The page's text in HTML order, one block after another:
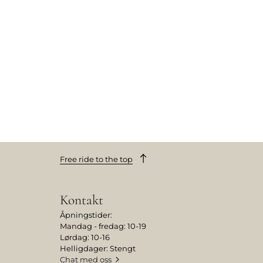
Free ride to the top
Kontakt
Åpningstider:
Mandag - fredag: 10-19
Lørdag: 10-16
Helligdager: Stengt
Chat med oss